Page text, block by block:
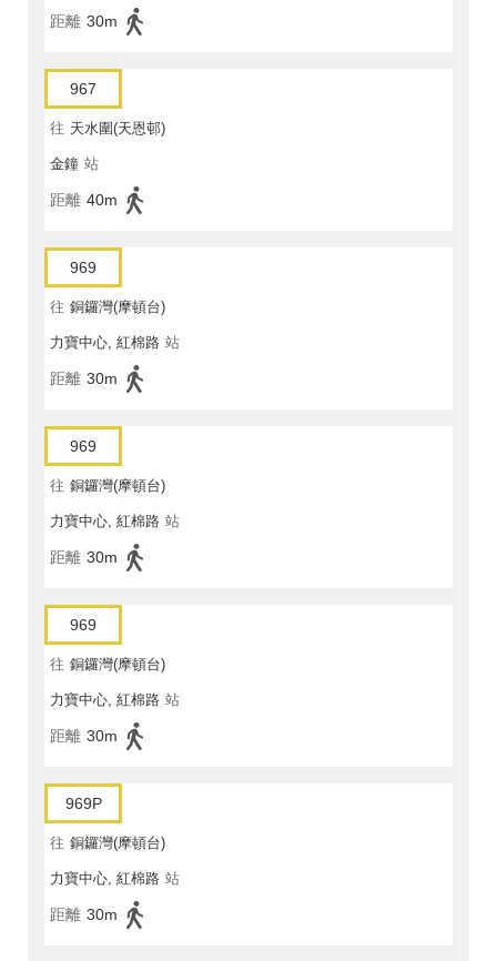
距離 30m
967
往 天水圍(天恩邨)
金鐘 站
距離 40m
969
往 銅鑼灣(摩頓台)
力寶中心, 紅棉路 站
距離 30m
969
往 銅鑼灣(摩頓台)
力寶中心, 紅棉路 站
距離 30m
969
往 銅鑼灣(摩頓台)
力寶中心, 紅棉路 站
距離 30m
969P
往 銅鑼灣(摩頓台)
力寶中心, 紅棉路 站
距離 30m